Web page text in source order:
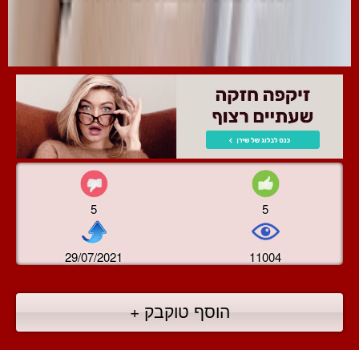
5 5
29/07/2021 11004
הוסף טוקבק +